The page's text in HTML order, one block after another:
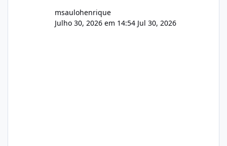
msaulohenrique
Julho 30, 2026 em 14:54 Jul 30, 2026